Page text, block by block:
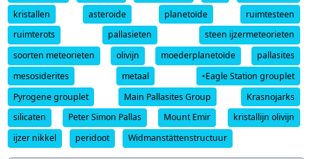
kristallen
asteroide planetoïde
ruimtesteen
ruimterots
pallasieten
steen ijzermeteorieten
soorten meteorieten
olivijn moederplanetoïde
pallasites
mesosiderites
metaal
•Eagle Station grouplet
Pyrogene grouplet
Main Pallasites Group
Krasnojarks
silicaten
Peter Simon Pallas Mount Emir
kristallijn olivijn
ijzer nikkel
peridoot Widmanstättenstructuur